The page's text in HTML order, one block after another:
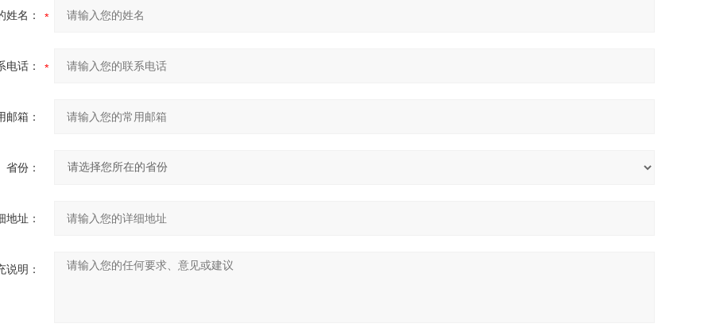
姓名：
电话：
邮箱：
省份：
地址：
说明：